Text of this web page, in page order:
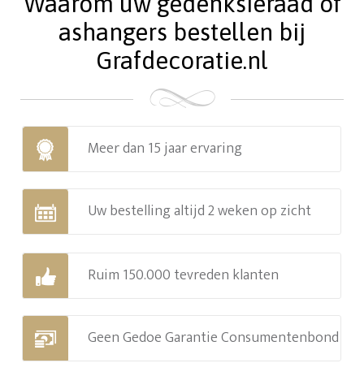
ashangers bestellen bij
Grafdecoratie.nl
Meer dan 15 jaar ervaring
Uw bestelling altijd 2 weken op zicht
Ruim 150.000 tevreden klanten
Geen Gedoe Garantie Consumentenbond